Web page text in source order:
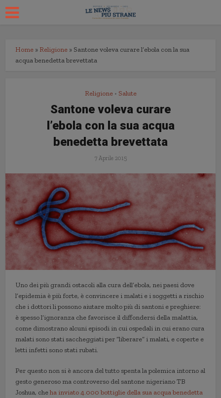
Home » Religione » Santone voleva curare l’ebola con la sua
acqua benedetta brevettata
Religione • Salute
Santone voleva curare
l’ebola con la sua acqua
benedetta brevettata
7 Aprile 2015
Uno dei più grandi ostacoli alla cura dell’ebola, nei paesi dove
l’epidemia è più forte, è convincere i malati e i soggetti a rischio
che i dottori li possono aiutare molto più di santoni e preghiere:
è spesso l’ignoranza che favorisce il diffondersi della malattia,
come dimostrano alcuni episodi in cui ospedali in cui erano cura
malati sono stati saccheggiati per “liberare” i malati, e coperte e
letti infetti sono stati rubati.
Per questo non si è ancora del tutto spenta la polemica intorno al
gesto generoso ma controverso del santone nigeriano TB
Joshua, cheha inviato 4.000 bottiglie della sua acqua benedetta